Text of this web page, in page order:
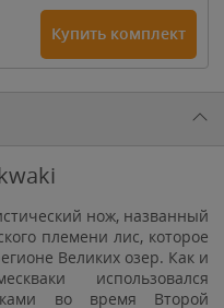
1 615₽
1 900₽1 900₽
Купить комплект
нож, названный
племени лис, которое
Великих озер. Как и
использовался
во время Второй